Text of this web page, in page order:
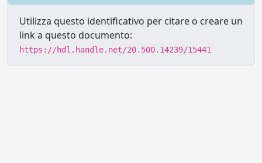
Utilizza questo identificativo per citare o creare un
link a questo documento:
https://hdl.handle.net/20.500.14239/15441